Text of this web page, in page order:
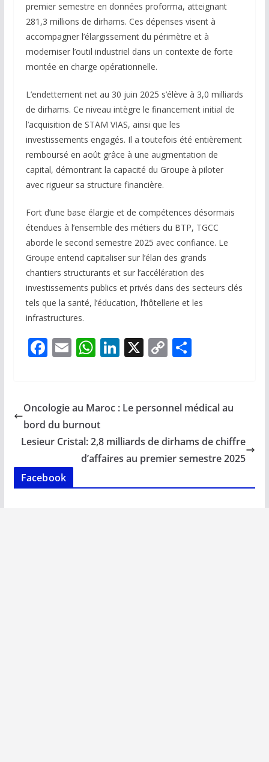
premier semestre en données proforma, atteignant
281,3 millions de dirhams. Ces dépenses visent à
accompagner l’élargissement du périmètre et à
moderniser l’outil industriel dans un contexte de forte
montée en charge opérationnelle.
L’endettement net au 30 juin 2025 s’élève à 3,0 milliards
de dirhams. Ce niveau intègre le financement initial de
l’acquisition de STAM VIAS, ainsi que les
investissements engagés. Il a toutefois été entièrement
remboursé en août grâce à une augmentation de
capital, démontrant la capacité du Groupe à piloter
avec rigueur sa structure financière.
Fort d’une base élargie et de compétences désormais
étendues à l’ensemble des métiers du BTP, TGCC
aborde le second semestre 2025 avec confiance. Le
Groupe entend capitaliser sur l’élan des grands
chantiers structurants et sur l’accélération des
investissements publics et privés dans des secteurs clés
tels que la santé, l’éducation, l’hôtellerie et les
infrastructures.
F
b
o
o
k
E
l
W
s
A
p
p
Li
e
n
X C
y
n
k
P
g
Oncologie au Maroc : Le personnel médical au
bord du burnout
Lesieur Cristal: 2,8 milliards de dirhams de chiffre
d’affaires au premier semestre 2025
Facebook